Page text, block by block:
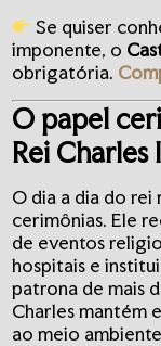
Se quiser
imponente, o
obrigatória.
O papel
Rei Charles
O dia a dia do
cerimônias. Ele
de eventos
hospitais e
patrona de mais
Charles mantém
ao meio